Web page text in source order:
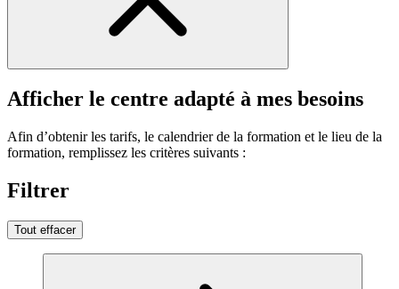
Afficher le centre adapté à mes besoins
Afin d’obtenir les tarifs, le calendrier de la formation et le lieu de la
formation, remplissez les critères suivants :
Filtrer
Tout effacer